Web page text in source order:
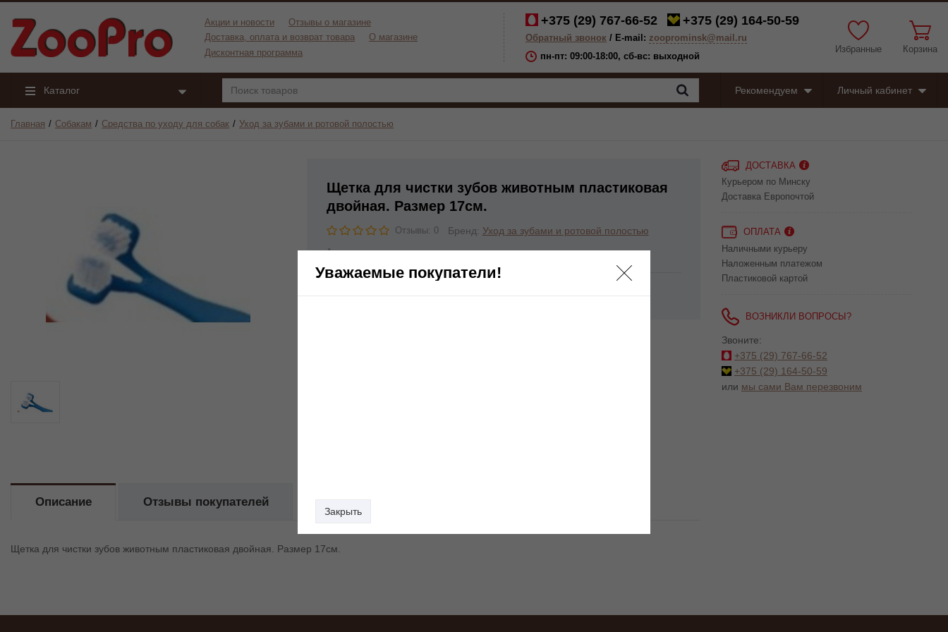
Уважаемые покупатели!
Закрыть
Акции и новости
Отзывы о магазине
Доставка, оплата и возврат товара
О магазине
Дисконтная программа
+375 (29) 767-66-52 +375 (29) 164-50-59
Обратный звонок / E-mail: zooprominsk@mail.ru
пн-пт: 09:00-18:00, сб-вс: выходной
Избранные Корзина
Каталог Рекомендуем Личный кабинет
Главная Собакам Средства по уходу для собак Уход за зубами и ротовой полостью
Щетка для чистки зубов животным пластиковая
двойная. Размер 17см.
Отзывы: 0 Бренд: Уход за зубами и ротовой полостью
Артикул:
Описание
Щетка для чистки зубов животным пластиковая двойная. Размер 17см.
Отзывы покупателей
ДОСТАВКА
Курьером по Минску
Доставка Европочтой
ОПЛАТА
Наличными курьеру
Наложенным платежом
Пластиковой картой
ВОЗНИКЛИ ВОПРОСЫ?
Звоните:
+375 (29) 767-66-52
+375 (29) 164-50-59
или мы сами Вам перезвоним